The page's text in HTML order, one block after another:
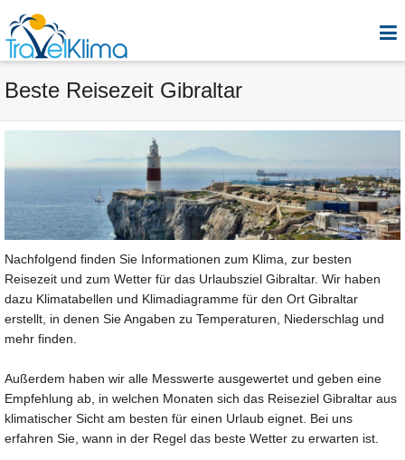
Beste Reisezeit Gibraltar
Nachfolgend finden Sie Informationen zum Klima, zur besten
Reisezeit und zum Wetter für das Urlaubsziel Gibraltar. Wir haben
dazu Klimatabellen und Klimadiagramme für den Ort Gibraltar
erstellt, in denen Sie Angaben zu Temperaturen, Niederschlag und
mehr finden.
Außerdem haben wir alle Messwerte ausgewertet und geben eine
Empfehlung ab, in welchen Monaten sich das Reiseziel Gibraltar aus
klimatischer Sicht am besten für einen Urlaub eignet. Bei uns
erfahren Sie, wann in der Regel das beste Wetter zu erwarten ist.